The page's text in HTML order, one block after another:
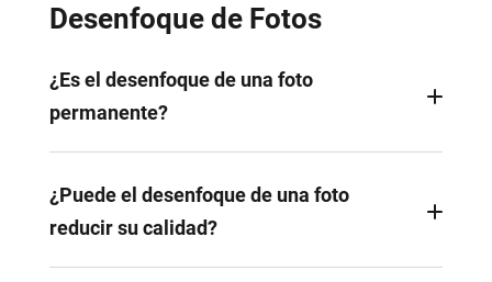
Desenfoque de Fotos
¿Es el desenfoque de una foto
permanente?
aplicado y guardado. Para evitar perder la versión
original, es mejor trabajar con una copia de la
¿Puede el desenfoque de una foto
reducir su calidad?